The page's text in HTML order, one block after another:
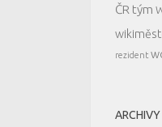
ČR tým
rezident
ARCHIVY